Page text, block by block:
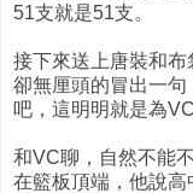
51支就是51支。
接下來送上唐裝和布
卻無厘頭的冒出一
吧，這明明就是為
和VC聊，自然不能
在籃板頂端，他說